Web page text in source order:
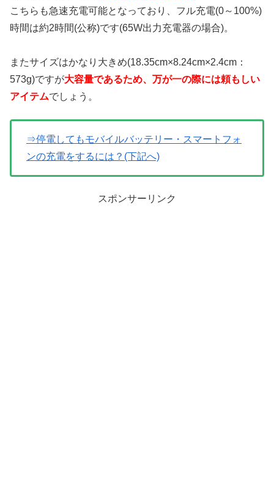
こちらも急速充電可能となっており、フル充電(0～100%)
時間は約2時間(公称)です(65W出力充電器の場合)。
またサイズはかなり大きめ(18.35cm×8.24cm×2.4cm：
573g)ですが大容量であるため、万が一の際には頼もしい
アイテムでしょう。
⇒停電してもモバイルバッテリー・スマートフォ
ンの充電をするには？(下記へ)
スポンサーリンク